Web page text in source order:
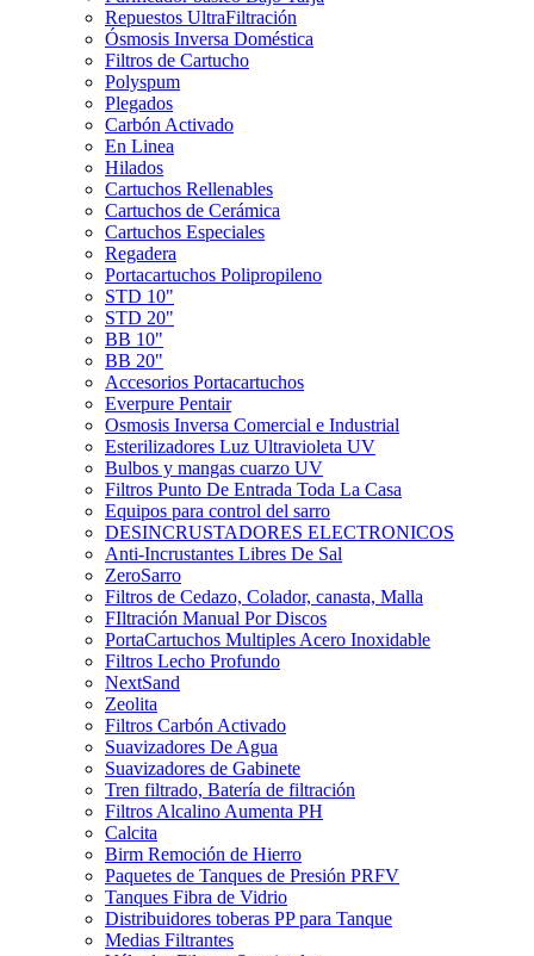
Repuestos UltraFiltración
Ósmosis Inversa Doméstica
Filtros de Cartucho
Polyspum
Plegados
Carbón Activado
En Linea
Hilados
Cartuchos Rellenables
Cartuchos de Cerámica
Cartuchos Especiales
Regadera
Portacartuchos Polipropileno
STD 10"
STD 20"
BB 10"
BB 20"
Accesorios Portacartuchos
Everpure Pentair
Osmosis Inversa Comercial e Industrial
Esterilizadores Luz Ultravioleta UV
Bulbos y mangas cuarzo UV
Filtros Punto De Entrada Toda La Casa
Equipos para control del sarro
DESINCRUSTADORES ELECTRONICOS
Anti-Incrustantes Libres De Sal
ZeroSarro
Filtros de Cedazo, Colador, canasta, Malla
FIltración Manual Por Discos
PortaCartuchos Multiples Acero Inoxidable
Filtros Lecho Profundo
NextSand
Zeolita
Filtros Carbón Activado
Suavizadores De Agua
Suavizadores de Gabinete
Tren filtrado, Batería de filtración
Filtros Alcalino Aumenta PH
Calcita
Birm Remoción de Hierro
Paquetes de Tanques de Presión PRFV
Tanques Fibra de Vidrio
Distribuidores toberas PP para Tanque
Medias Filtrantes